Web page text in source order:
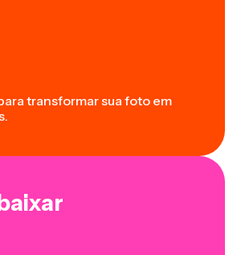
transformar sua foto em